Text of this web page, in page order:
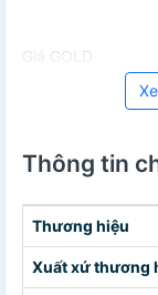
Giá GOLD
Thông tin
Thương hiệu
Xuất xứ thương